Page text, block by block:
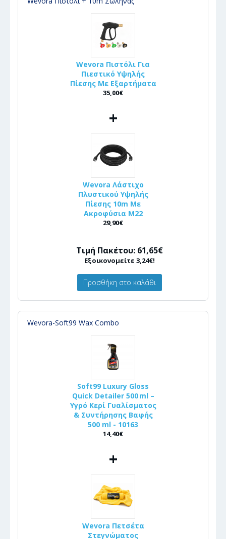
Wevora Πιστόλι Για
Πιεστικό Υψηλής
Πίεσης Με Εξαρτήματα
35,00€
+
Wevora Λάστιχο
Πλυστικού Υψηλής
Πίεσης 10m Με
Ακροφύσια Μ22
29,90€
Τιμή Πακέτου: 61,65€
Εξοικονομείτε 3,24€!
Προσθήκη στο καλάθι
Wevora-Soft99 Wax Combo
Soft99 Luxury Gloss
Quick Detailer 500 ml –
Υγρό Κερί Γυαλίσματος
& Συντήρησης Βαφής
500 ml - 10163
14,40€
+
Wevora Πετσέτα
Στεγνώματος